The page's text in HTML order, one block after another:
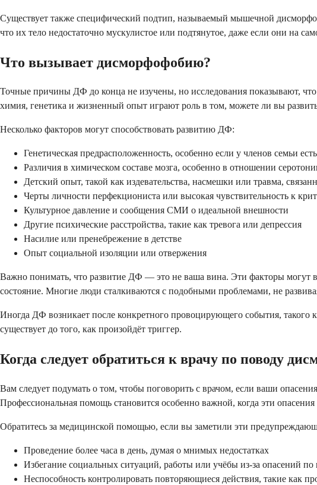
Существует также специфический подтип, называемый мышечной
что их тело недостаточно мускулистое или подтянутое, даже если они на
Что вызывает дисморфофобию?
Точные причины ДФ до конца не изучены, но исследования показывают, что
химия, генетика и жизненный опыт играют роль в том, можете ли вы развить
Несколько факторов могут способствовать развитию ДФ:
Генетическая предрасположенность, особенно если у членов семьи
Различия в химическом составе мозга, особенно в отношении
Детский опыт, такой как издевательства, насмешки или травма,
Черты личности перфекциониста или высокая чувствительность к
Культурное давление и сообщения СМИ о идеальной внешности
Другие психические расстройства, такие как тревога или депрессия
Насилие или пренебрежение в детстве
Опыт социальной изоляции или отвержения
Важно понимать, что развитие ДФ — это не ваша вина. Эти факторы могут
состояние. Многие люди сталкиваются с подобными проблемами, не
Иногда ДФ возникает после конкретного провоцирующего события, такого
существует до того, как произойдёт триггер.
Когда следует обратиться к врачу по поводу
Вам следует подумать о том, чтобы поговорить с врачом, если ваши
Профессиональная помощь становится особенно важной, когда эти
Обратитесь за медицинской помощью, если вы заметили эти
Проведение более часа в день, думая о мнимых недостатках
Избегание социальных ситуаций, работы или учёбы из-за опасений
Неспособность контролировать повторяющиеся действия, такие как